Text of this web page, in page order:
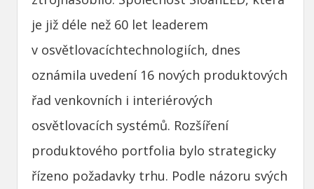
je již déle než 60 let leaderem
v osvětlovacíchtechnologiích, dnes
oznámila uvedení 16 nových produktových
řad venkovních i interiérových
osvětlovacích systémů. Rozšíření
produktového portfolia bylo strategicky
řízeno požadavky trhu. Podle názoru svých